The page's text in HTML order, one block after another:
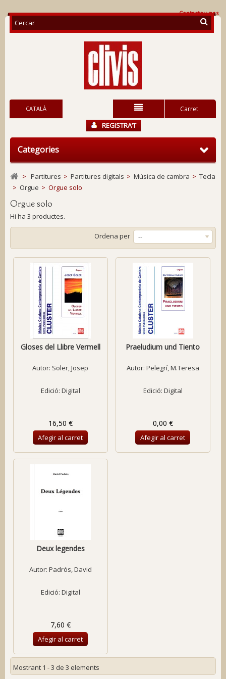
Contacteu-nos
Carret
CATALÀ
REGISTRA’T
Categories
> Partitures > Partitures digitals > Música de cambra > Tecla
> Orgue > Orgue solo
Orgue solo
Hi ha 3 productes.
Ordena per --
Gloses del Llibre Vermell
Autor: Soler, Josep
Edició: Digital
16,50 €
Afegir al carret
Praeludium und Tiento
Autor: Pelegrí, M.Teresa
Edició: Digital
0,00 €
Afegir al carret
Deux legendes
Autor: Padrós, David
Edició: Digital
7,60 €
Afegir al carret
Mostrant 1 - 3 de 3 elements